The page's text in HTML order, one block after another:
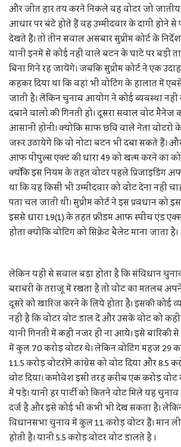
और जीत हार तय करने निकले वह वोटर जो जातीय
आधार पर बंटे होते हैं वह उम्मीदवार के दागी होने
देखते हैं। तो तीन सवाल असबार सुप्रीम कोर्ट के
यानी इनमें से कोई नहीं वाले बटन के घाटे पर बड़ी
बिना गिने रह जायेंगे। जबकि सुप्रीम कोर्ट ने एक
कहकर दिया था कि वहां भी वोटिंग के हालात में
जाती है। लेकिन चुनाव आयोग ने कोई व्यवस्था नहीं
दबाने वालो की गिनती हो। दूसरा सवाल वोट
आसानी होनी। क्योकि साफ छवि वाले नेता
जरुर उठायेगे कि वो नोटा बटन भी दबा सकते हैं। और
आफ पीपुल्स एक्ट की धारा 49 को खत्म करने का
क्योंकि इस नियम के तहत वोटर पहले प्रिजाइडिंग
था कि वह किसी भी उम्मीदवार को वोट देना नहीं
पता चल जाती थी। सुप्रीम कोर्ट ने इस प्रवधान को
इससे धारा 19(1) के तहत फ्रीडम आफ स्पीच एंड
होता क्योकि वोटिग को सिक्रेट बैलेट माना जाता है।
लेकिन यहीं से सवाल बड़ा होता है कि संविधान
बराबरी के तराजू में रखता है तो वोट का मतलब
दूसरे को खारिज करने के लिये होता है। इसकी कोई
नहीं है कि वोटर वोट डाल दें और उसके वोट को कही
यानी गिनती में कही नजर ही ना आये। इसे
में कुल 70 करोड़ वोटर थे। लेकिन वोटिंग महज 29
11.5 करोड़ वोटरों ने कांग्रेस को वोट दिया और 8.5
वोट दिया। कमोवेश इसी तरह करीब एक करोड़ वोट
में पड़े। यानी हर पार्टी को कितने वोट मिले यह
दर्ज है और इसे कोई भी कभी भी देख सकता है।
विधानसभा चुनाव में कुल 11 करोड़ वोटर हैं। मान
होती है। यानी 5.5 करोड़ वोटर वोट डालते है ।